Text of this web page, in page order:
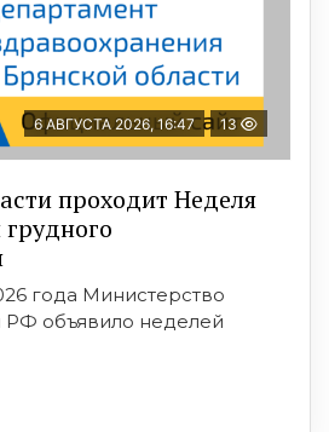
6 АВГУСТА 2026, 16:47 13
проходит Неделя
года Министерство
РФ объявило неделей